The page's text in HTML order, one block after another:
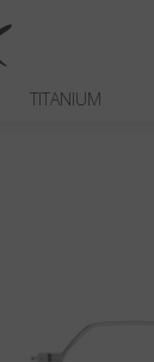
TITANIUM